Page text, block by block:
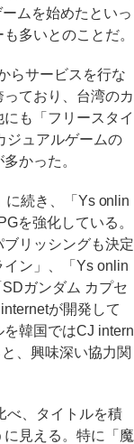
ムを始めたといっ
多いとのことだ。
らサービスを行な
ており、台湾のカ
も「フリースタイ
ジュアルゲームの
かった。
続き、「Ys onlin
を強化している。
リッシングも決定
イン」、「Ys onlin
ガンダム カプセ
が開発して
韓国ではCJ intern
、興味深い協力関
、タイトルを積
見える。特に「魔